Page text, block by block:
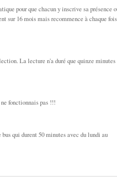
pour que chacun y inscrive sa présence
sur 16 mois mais recommence à chaque fois
La lecture n'a duré que quinze minutes
fonctionnais pas !!!
qui durent 50 minutes avec du lundi au